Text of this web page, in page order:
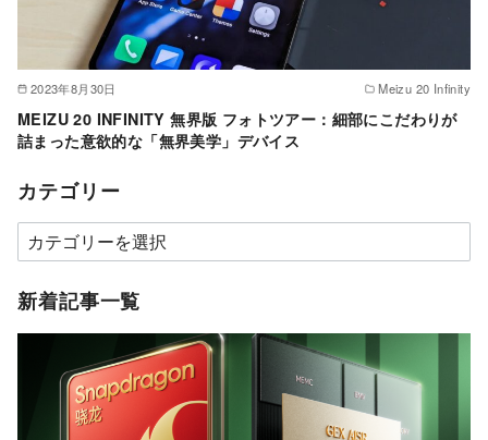
2023年8月30日 Meizu 20 Infinity
MEIZU 20 INFINITY 無界版 フォトツアー：細部にこだわりが
詰まった意欲的な「無界美学」デバイス
カテゴリー
カ
テ
ゴ
新着記事一覧